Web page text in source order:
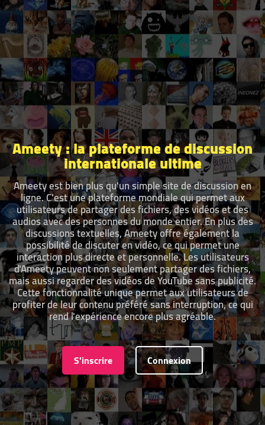
Ameety : la plateforme de discussion
internationale ultime
Ameety est bien plus qu'un simple site de discussion en
ligne. C'est une plateforme mondiale qui permet aux
utilisateurs de partager des fichiers, des vidéos et des
audios avec des personnes du monde entier. En plus des
discussions textuelles, Ameety offre également la
possibilité de discuter en vidéo, ce qui permet une
interaction plus directe et personnelle. Les utilisateurs
d'Ameety peuvent non seulement partager des fichiers,
mais aussi regarder des vidéos de YouTube sans publicité.
Cette fonctionnalité unique permet aux utilisateurs de
profiter de leur contenu préféré sans interruption, ce qui
rend l'expérience encore plus agréable.
S'inscrire Connexion